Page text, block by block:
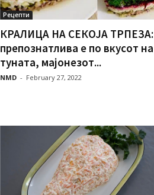
Рецепти
КРАЛИЦА НА СЕКОЈА ТРПЕЗА:
препознатлива е по вкусот на
туната, мајонезот...
NMD - February 27, 2022